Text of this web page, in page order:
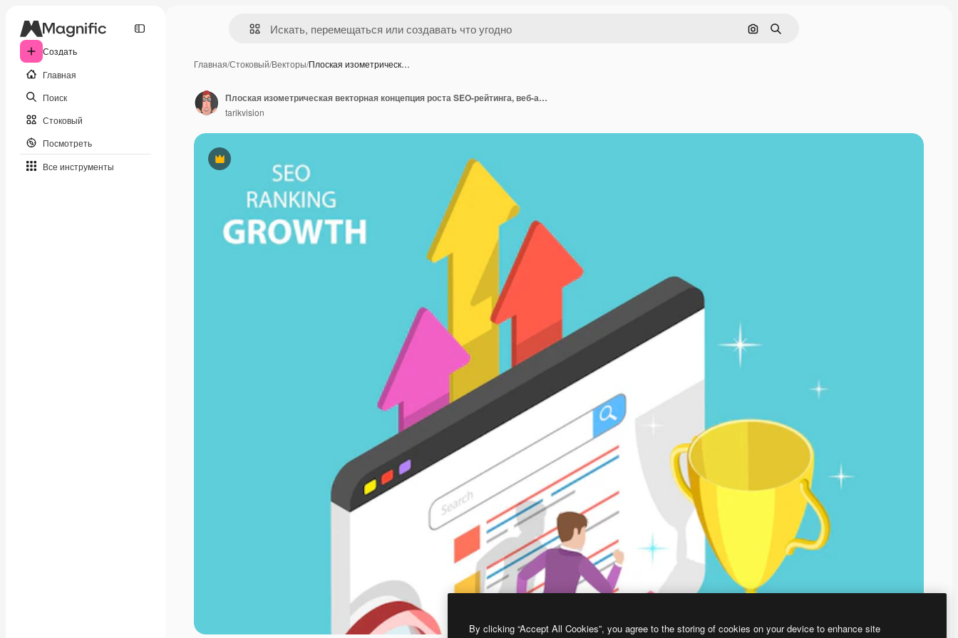
Создать
Главная
Поиск
Стоковый
Посмотреть
Все инструменты
Поиск по изображению
Поиск
Главная/Стоковый/Векторы/Плоская изометрическ…
Премиум
Плоская изометрическая векторная концепция роста SEO-рейтинга, веб-аналитики, маркетинга оптимизации веб-сайтов.
tarikvision
By clicking “Accept All Cookies”, you agree to the storing of cookies on your device to enhance site